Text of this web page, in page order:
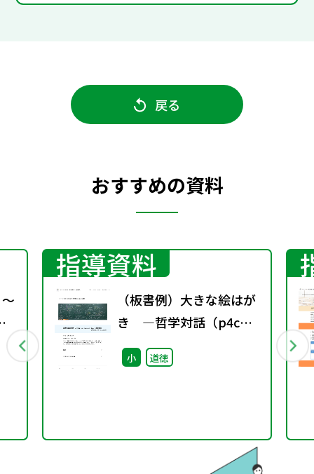
戻る
おすすめの資料
指導資料
（板書例）大きな絵はが
き ―哲学対話（p4c）
を取り入れた実践例―
（小学4年）
小 道徳